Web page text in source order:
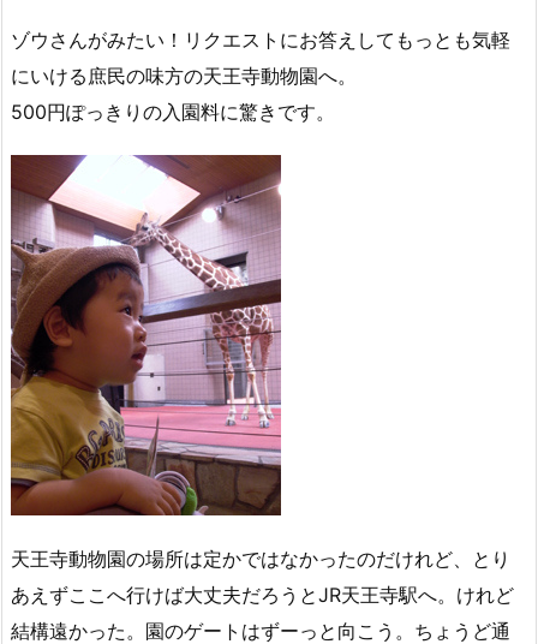
ゾウさんがみたい！リクエストにお答えしてもっとも気軽
にいける庶民の味方の天王寺動物園へ。
500円ぽっきりの入園料に驚きです。
天王寺動物園の場所は定かではなかったのだけれど、とり
あえずここへ行けば大丈夫だろうとJR天王寺駅へ。けれど
結構遠かった。園のゲートはずーっと向こう。ちょうど通